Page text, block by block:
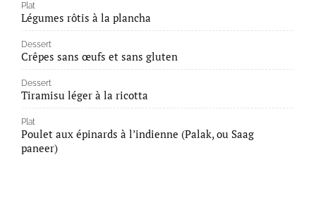
Plat
Légumes rôtis à la plancha
Dessert
Crêpes sans œufs et sans gluten
Dessert
Tiramisu léger à la ricotta
Plat
Poulet aux épinards à l’indienne (Palak, ou Saag
paneer)